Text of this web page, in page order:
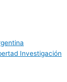
Investigación